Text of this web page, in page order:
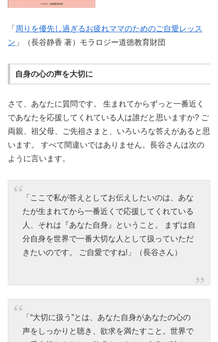
「 周りを優先し過ぎるお疲れママのためのご自愛レッス
ン 」（長谷静香 著）モラロジー道徳教育財団
自身の心の声を大切に
さて、あなたに質問です。 生まれてからずっと一番近く
であなたを応援してくれている人は誰だと思いますか? ご
両親、祖父母、ご先祖さまと、いろいろな答えがあると思
います。 すべて間違いではありません。長谷さんは次の
ように言います。
「ここで私が答えとしてお伝えしたいのは、あな
たが生まれてから一番近くで応援してくれている
人、それは『あなた自身』ということ。 まずは自
分自身を世界で一番大切な人として扱っていただ
きたいのです。 ご自愛ですね!」（長谷さん）
「“大切に扱う”とは、あなた自身があなたの心の
声をしっかりと聴き、欲求を満たすこと。世界で